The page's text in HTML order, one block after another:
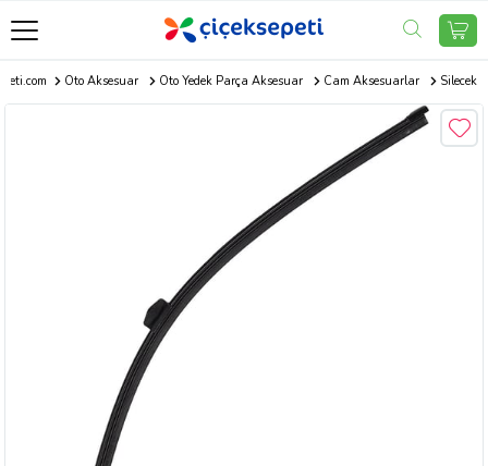
Oto Aksesuar Oto Yedek Parça Aksesuar Cam Aksesuarlar Silecek